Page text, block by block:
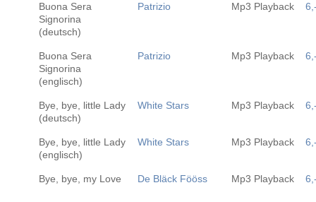
Buona Sera
Signorina
(deutsch)
Patrizio Mp3 Playback
Buona Sera
Signorina
(englisch)
Patrizio Mp3 Playback
Bye, bye, little Lady
(deutsch)
White Stars Mp3 Playback
Bye, bye, little Lady
(englisch)
White Stars Mp3 Playback
Bye, bye, my Love De Bläck Fööss Mp3 Playback